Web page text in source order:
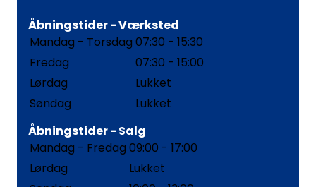
Åbningstider - Værksted
Mandag - Torsdag 07:30 - 15:30
Fredag
07:30 - 15:00
Lørdag
Lukket
Søndag
Lukket
Åbningstider - Salg
Mandag - Fredag 09:00 - 17:00
Lørdag
Lukket